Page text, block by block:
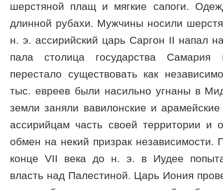
шерстяной плащ и мягкие сапоги.
длинной рубахи. Мужчины носили
н. э. ассирийский царь Саргон II напал
пала столица государства Самария
перестало существовать как
тыс. евреев были насильно угнаны в
земли заняли вавилонские и
ассирийцам часть своей территории и
обмен на некий призрак независимости.
конце VII века до н. э. в Иудее
власть над Палестиной. Царь Иония